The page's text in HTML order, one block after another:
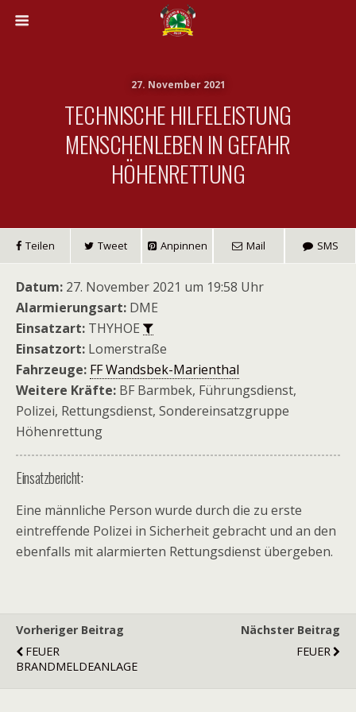
27. November 2021
TECHNISCHE HILFELEISTUNG
MENSCHENLEBEN IN GEFAHR
HÖHENRETTUNG
Teilen Tweet Anpinnen Mail SMS
Datum: 27. November 2021 um 19:58 Uhr
Alarmierungsart: DME
Einsatzart: THYHOE
Einsatzort: Lomerstraße
Fahrzeuge: FF Wandsbek-Marienthal
Weitere Kräfte: BF Barmbek, Führungsdienst,
Polizei, Rettungsdienst, Sondereinsatzgruppe
Höhenrettung
Einsatzbericht:
Eine männliche Person wurde durch die zu erste
eintreffende Polizei in Sicherheit gebracht und an den
ebenfalls mit alarmierten Rettungsdienst übergeben.
Vorheriger Beitrag
FEUER
BRANDMELDEANLAGE
Nächster Beitrag
FEUER